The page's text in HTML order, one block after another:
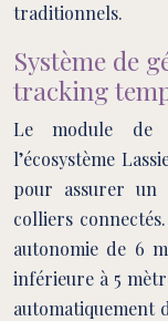
traditionnels.
Système de
tracking
Le module de
l’écosystème
pour assurer un
colliers
autonomie de 6
inférieure à 5
automatiquement